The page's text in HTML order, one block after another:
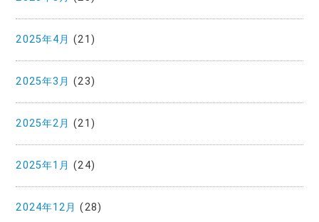
2025年4月 (21)
2025年3月 (23)
2025年2月 (21)
2025年1月 (24)
2024年12月 (28)